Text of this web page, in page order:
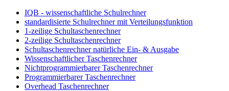
IQB - wissenschaftliche Schulrechner
standardisierte Schulrechner mit Verteilungsfunktion
1-zeilige Schultaschenrechner
2-zeilige Schultaschenrechner
Schultaschenrechner natürliche Ein- & Ausgabe
Wissenschaftlicher Taschenrechner
Nichtprogrammierbarer Taschenrechner
Programmierbarer Taschenrechner
Overhead Taschenrechner